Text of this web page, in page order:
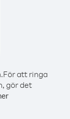
För att ringa
gör det